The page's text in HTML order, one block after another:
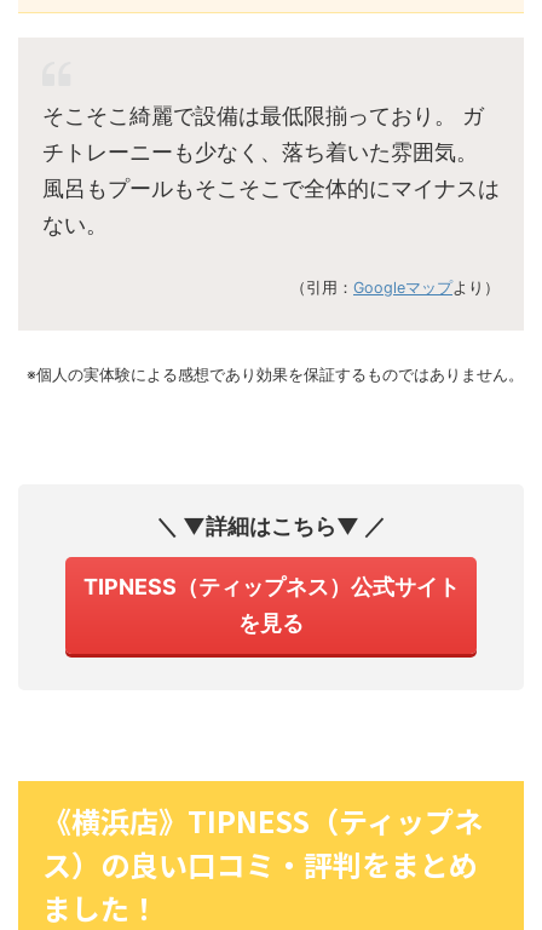
そこそこ綺麗で設備は最低限揃っており。 ガ
チトレーニーも少なく、落ち着いた雰囲気。
風呂もプールもそこそこで全体的にマイナスは
ない。
（引用： Googleマップより）
※個人の実体験による感想であり効果を保証するものではありません。
＼ ▼詳細はこちら▼ ／
TIPNESS（ティップネス）公式サイト
を見る
《横浜店》TIPNESS（ティップネ
ス）の良い口コミ・評判をまとめ
ました！